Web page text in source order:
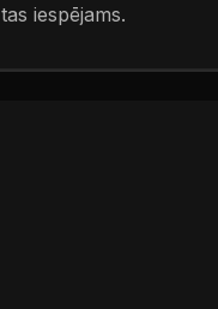
tas iespējams.